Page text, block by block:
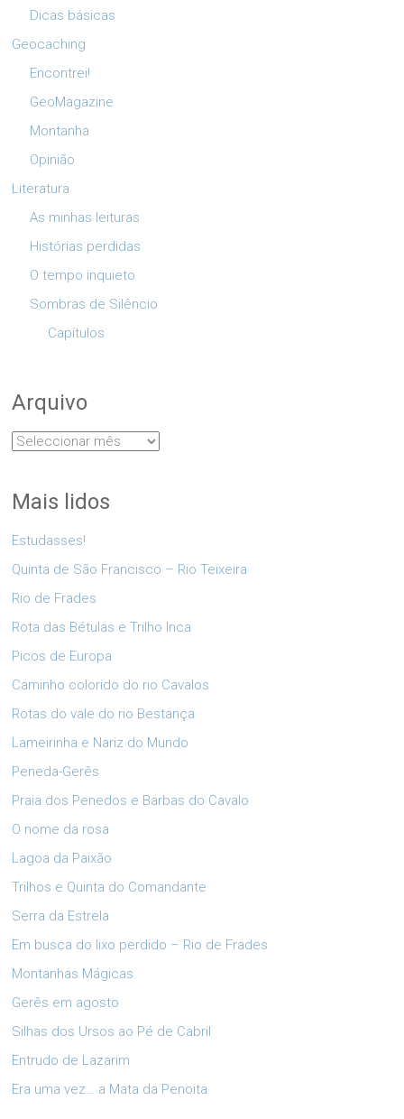
Dicas básicas
Geocaching
Encontrei!
GeoMagazine
Montanha
Opinião
Literatura
As minhas leituras
Histórias perdidas
O tempo inquieto
Sombras de Silêncio
Capítulos
Arquivo
Arquivo
Mais lidos
Estudasses!
Quinta de São Francisco – Rio Teixeira
Rio de Frades
Rota das Bétulas e Trilho Inca
Picos de Europa
Caminho colorido do rio Cavalos
Rotas do vale do rio Bestança
Lameirinha e Nariz do Mundo
Peneda-Gerês
Praia dos Penedos e Barbas do Cavalo
O nome da rosa
Lagoa da Paixão
Trilhos e Quinta do Comandante
Serra da Estrela
Em busca do lixo perdido – Rio de Frades
Montanhas Mágicas
Gerês em agosto
Silhas dos Ursos ao Pé de Cabril
Entrudo de Lazarim
Era uma vez… a Mata da Penoita